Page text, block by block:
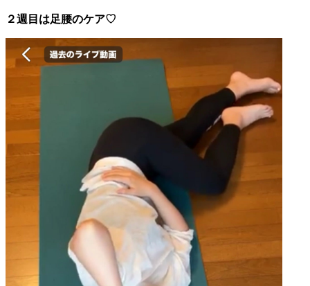
２週目は足腰のケア♡